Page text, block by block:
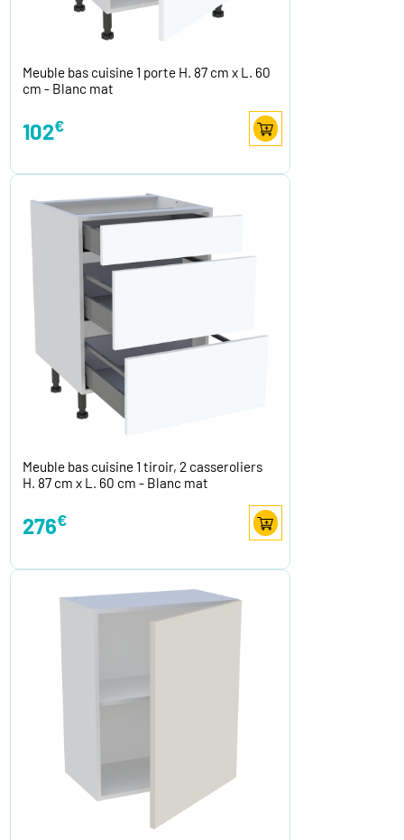
Meuble bas cuisine 1 porte H. 87 cm x L. 60
cm - Blanc mat
102€
Meuble bas cuisine 1 tiroir, 2 casseroliers
H. 87 cm x L. 60 cm - Blanc mat
276€